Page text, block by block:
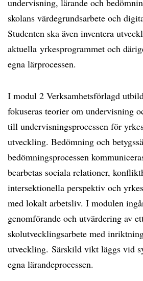
skolans värdegrundsarbete och
Studenten ska även inventera
aktuella yrkesprogrammet och
egna lärprocessen.
I modul 2 Verksamhetsförlagd
fokuseras teorier om undervisning
till undervisningsprocessen för
utveckling. Bedömning och
bedömningsprocessen
bearbetas sociala relationer,
intersektionella perspektiv och
med lokalt arbetsliv. I modulen
genomförande och utvärdering av
skolutvecklingsarbete med
utveckling. Särskild vikt läggs vid
egna lärandeprocessen.